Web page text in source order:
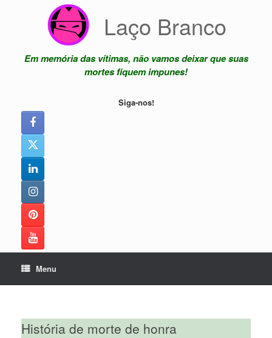
Laço Branco
Em memória das vítimas, não vamos deixar que suas
mortes fiquem impunes!
Siga-nos!
Menu
História de morte de honra